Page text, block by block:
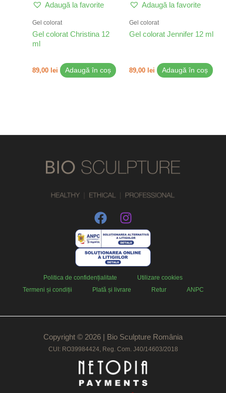
Adaugă la favorite
Gel colorat
Gel colorat Christina 12
ml
89,00 lei Adaugă în coș
Adaugă la favorite
Gel colorat
Gel colorat Jennifer 12 ml
89,00 lei Adaugă în coș
Politica de confidențialitate
Utilizare cookies
Termeni și condiții
Plată și livrare Retur ANPC
Copyright © 2026 | Bio Sculpture România
CUI: RO39984424, Reg. Com. J40/14603/2018